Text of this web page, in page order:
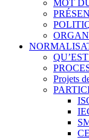
MOT
Projets